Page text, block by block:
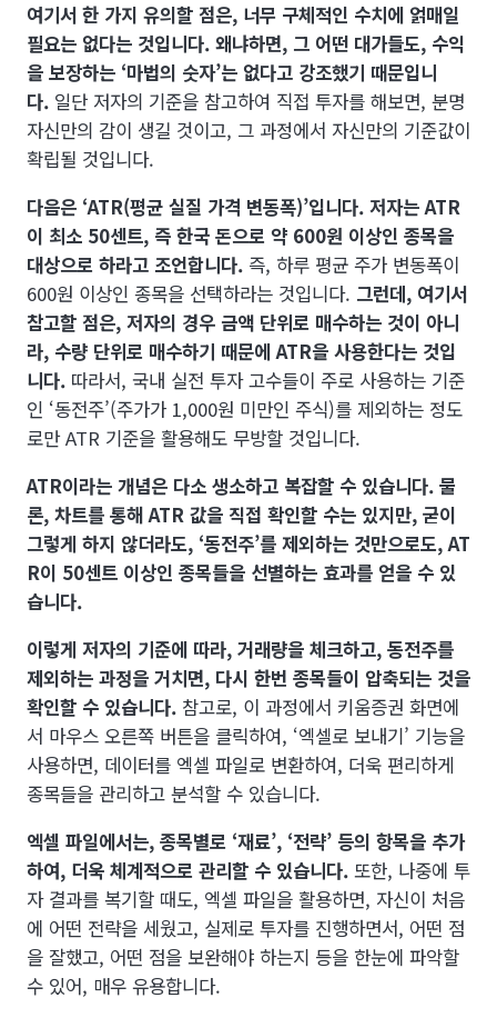
여기서 한 가지 유의할 점은, 너무 구체적인 수치에 얽매일
필요는 없다는 것입니다. 왜냐하면, 그 어떤 대가들도, 수익
을 보장하는 ‘마법의 숫자’는 없다고 강조했기 때문입니
다. 일단 저자의 기준을 참고하여 직접 투자를 해보면, 분명
자신만의 감이 생길 것이고, 그 과정에서 자신만의 기준값이
확립될 것입니다.
다음은 ‘ATR(평균 실질 가격 변동폭)’입니다. 저자는 ATR
이 최소 50센트, 즉 한국 돈으로 약 600원 이상인 종목을
대상으로 하라고 조언합니다. 즉, 하루 평균 주가 변동폭이
600원 이상인 종목을 선택하라는 것입니다. 그런데, 여기서
참고할 점은, 저자의 경우 금액 단위로 매수하는 것이 아니
라, 수량 단위로 매수하기 때문에 ATR을 사용한다는 것입
니다. 따라서, 국내 실전 투자 고수들이 주로 사용하는 기준
인 ‘동전주’(주가가 1,000원 미만인 주식)를 제외하는 정도
로만 ATR 기준을 활용해도 무방할 것입니다.
ATR이라는 개념은 다소 생소하고 복잡할 수 있습니다. 물
론, 차트를 통해 ATR 값을 직접 확인할 수는 있지만, 굳이
그렇게 하지 않더라도, ‘동전주’를 제외하는 것만으로도, AT
R이 50센트 이상인 종목들을 선별하는 효과를 얻을 수 있
습니다.
이렇게 저자의 기준에 따라, 거래량을 체크하고, 동전주를
제외하는 과정을 거치면, 다시 한번 종목들이 압축되는 것을
확인할 수 있습니다. 참고로, 이 과정에서 키움증권 화면에
서 마우스 오른쪽 버튼을 클릭하여, ‘엑셀로 보내기’ 기능을
사용하면, 데이터를 엑셀 파일로 변환하여, 더욱 편리하게
종목들을 관리하고 분석할 수 있습니다.
엑셀 파일에서는, 종목별로 ‘재료’, ‘전략’ 등의 항목을 추가
하여, 더욱 체계적으로 관리할 수 있습니다. 또한, 나중에 투
자 결과를 복기할 때도, 엑셀 파일을 활용하면, 자신이 처음
에 어떤 전략을 세웠고, 실제로 투자를 진행하면서, 어떤 점
을 잘했고, 어떤 점을 보완해야 하는지 등을 한눈에 파악할
수 있어, 매우 유용합니다.